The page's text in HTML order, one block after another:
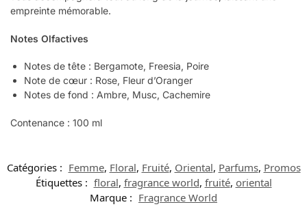
empreinte mémorable.
Notes Olfactives
Notes de tête : Bergamote, Freesia, Poire
Note de cœur : Rose, Fleur d’Oranger
Notes de fond : Ambre, Musc, Cachemire
Contenance : 100 ml
Catégories : Femme, Floral, Fruité, Oriental, Parfums, Promos
Étiquettes : floral, fragrance world, fruité, oriental
Marque : Fragrance World